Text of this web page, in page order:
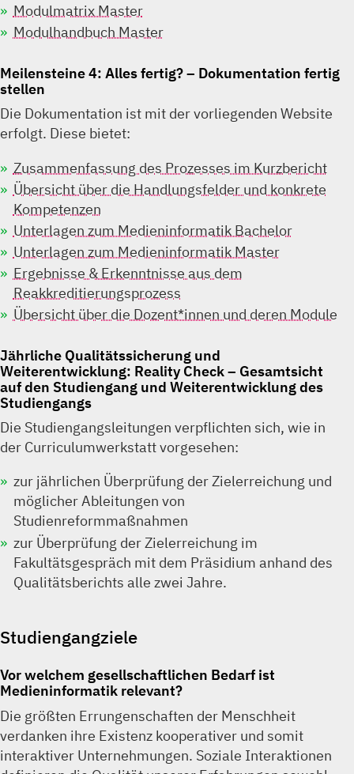
Modulmatrix Master
Modulhandbuch Master
Meilensteine 4: Alles fertig? – Dokumentation fertig
stellen
Die Dokumentation ist mit der vorliegenden Website
erfolgt. Diese bietet:
Zusammenfassung des Prozesses im Kurzbericht
Übersicht über die Handlungsfelder und konkrete
Kompetenzen
Unterlagen zum Medieninformatik Bachelor
Unterlagen zum Medieninformatik Master
Ergebnisse & Erkenntnisse aus dem
Reakkreditierungsprozess
Übersicht über die Dozent*innen und deren Module
Jährliche Qualitätssicherung und
Weiterentwicklung: Reality Check – Gesamtsicht
auf den Studiengang und Weiterentwicklung des
Studiengangs
Die Studiengangsleitungen verpflichten sich, wie in
der Curriculumwerkstatt vorgesehen:
zur jährlichen Überprüfung der Zielerreichung und
möglicher Ableitungen von
Studienreformmaßnahmen
zur Überprüfung der Zielerreichung im
Fakultätsgespräch mit dem Präsidium anhand des
Qualitätsberichts alle zwei Jahre.
Studiengangziele
Vor welchem gesellschaftlichen Bedarf ist
Medieninformatik relevant?
Die größten Errungenschaften der Menschheit
verdanken ihre Existenz kooperativer und somit
interaktiver Unternehmungen. Soziale Interaktionen